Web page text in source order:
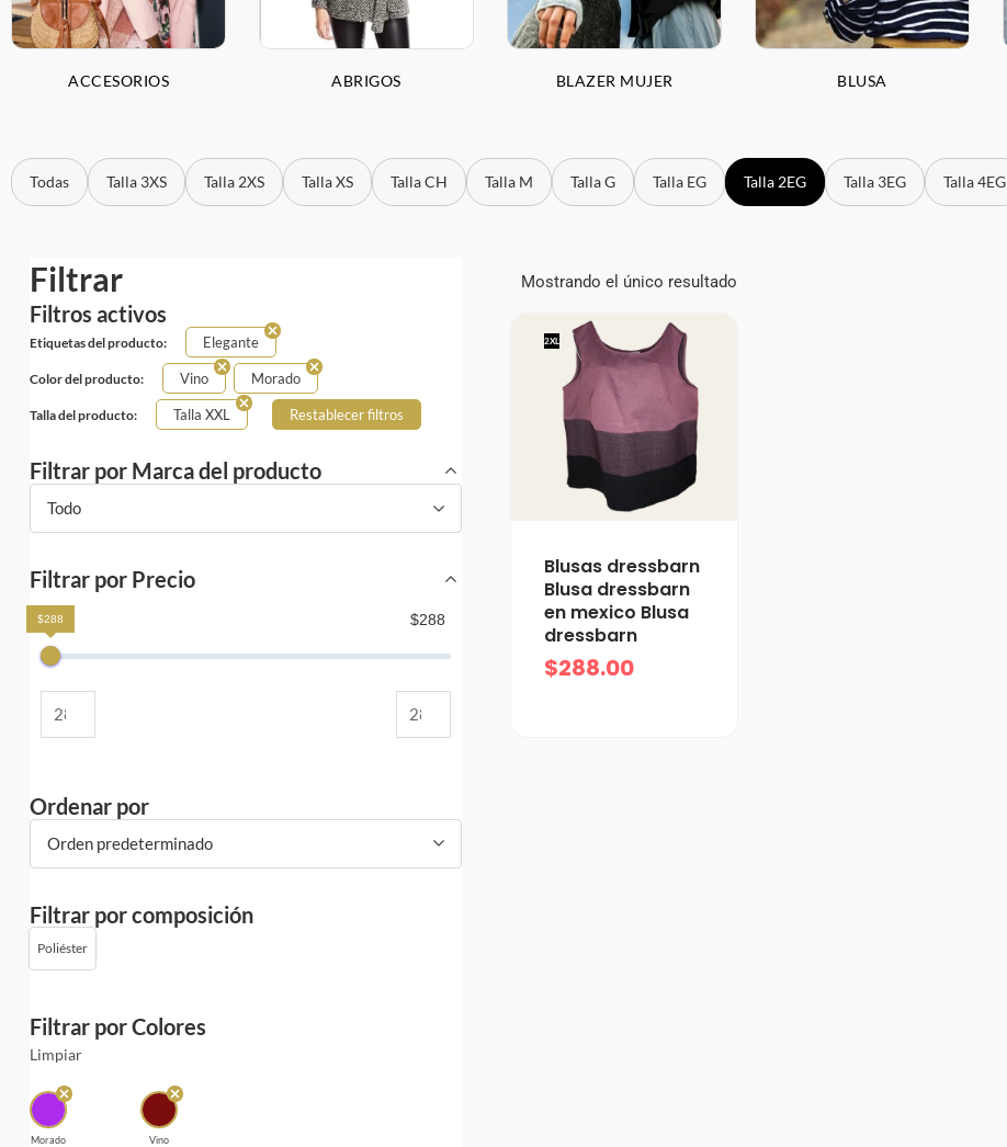
ACCESORIOS ABRIGOS BLAZER MUJER BLUSA
Todas Talla 3XS Talla 2XS Talla XS Talla CH Talla M Talla G Talla EG Talla 2EG Talla 3EG Talla 4EG
Filtrar
Filtros activos
Etiquetas del producto: Elegante
Color del producto: Vino Morado
Talla del producto: Talla XXL Restablecer filtros
Filtrar por Marca del producto
Todo
Filtrar por Precio
$288
$288
Ordenar por
Orden predeterminado
Filtrar por composición
Poliéster
Filtrar por Colores
Limpiar
Morado Vino
Mostrando el único resultado
2XL
Blusas dressbarn
Blusa dressbarn
en mexico Blusa
dressbarn
$288.00